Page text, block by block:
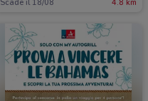
Scade il 18/08 4.8 km